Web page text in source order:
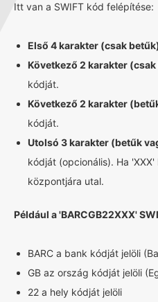
Itt van a SWIFT kód felépítése:
Első 4 karakter (csak
Következő 2 karakter
kódját.
Következő 2 karakter
kódját.
Utolsó 3 karakter (betűk
kódját (opcionális). Ha
központjára utal.
Például a 'BARCGB22XXX'
BARC a bank kódját jelöli
GB az ország kódját jelöli
22 a hely kódját jelöli